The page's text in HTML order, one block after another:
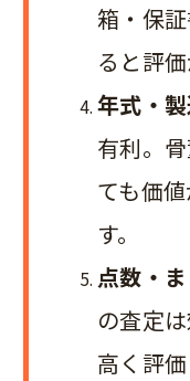
箱・保
ると評
年式・
有利。
ても価
す。
点数・
の査定
高く評